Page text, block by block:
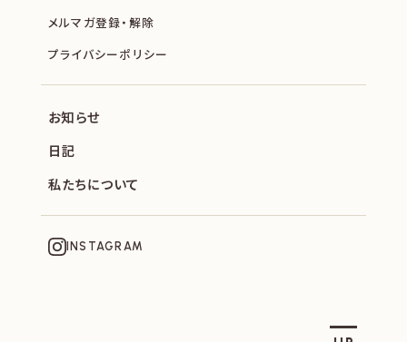
メルマガ登録・解除
プライバシーポリシー
お知らせ
日記
私たちについて
INSTAGRAM